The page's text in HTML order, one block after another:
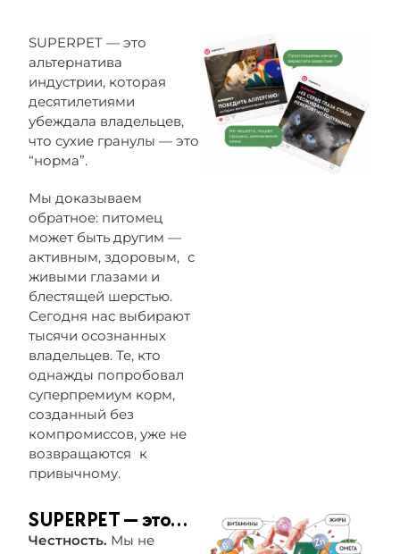
SUPERPET — это
альтернатива
индустрии, которая
десятилетиями
убеждала владельцев,
что сухие гранулы — это
“норма”.
Мы доказываем
обратное: питомец
может быть другим —
активным, здоровым, с
живыми глазами и
блестящей шерстью.
Сегодня нас выбирают
тысячи осознанных
владельцев. Те, кто
однажды попробовал
суперпремиум корм,
созданный без
компромиссов, уже не
возвращаются к
привычному.
SUPERPET — это…
Честность. Мы не